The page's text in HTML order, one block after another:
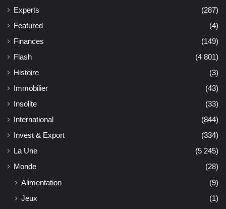
Experts
(287)
Featured
(4)
Finances
(149)
Flash
(4 801)
Histoire
(3)
Immobilier
(43)
Insolite
(33)
International
(844)
Invest & Export
(334)
La Une
(5 245)
Monde
(28)
Alimentation
(9)
Jeux
(1)